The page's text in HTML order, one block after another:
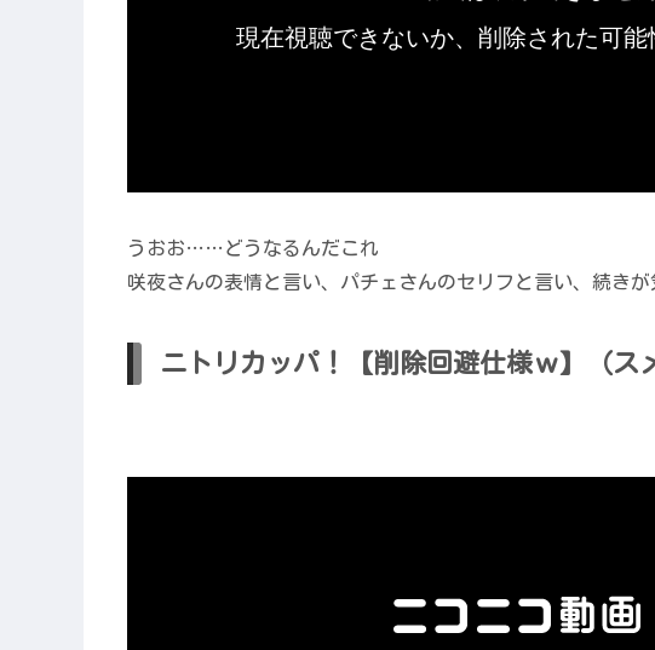
うおお……どうなるんだこれ
咲夜さんの表情と言い、パチェさんのセリフと言い、続き
ニトリカッパ！【削除回避仕様ｗ】（ス